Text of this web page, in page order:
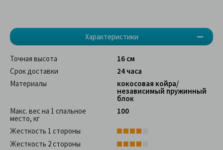
Характеристики
Точная высота
16 см
Срок доставки
24 часа
Материалы
кокосовая койра/
независимый пружинный
блок
Макс. вес на 1 спальное
место, кг
100
Жесткость 1 стороны
Жесткость 2 стороны